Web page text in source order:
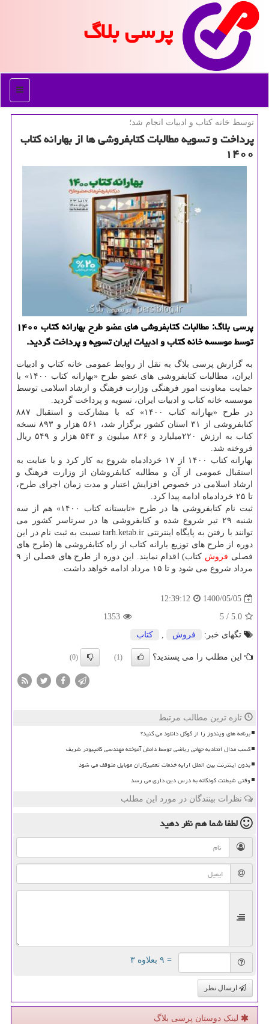
پرسی بلاگ
منو
توسط خانه كتاب و ادبیات انجام شد؛
پرداخت و تسویه مطالبات كتابفروشی ها از بهارانه كتاب
۱۴۰۰
پرسی بلاگ: مطالبات کتابفروشی های عضو طرح بهارانه کتاب ۱۴۰۰
توسط موسسه خانه کتاب و ادبیات ایران تسویه و پرداخت گردید.
به گزارش پرسی بلاگ به نقل از روابط عمومی خانه کتاب و ادبیات
ایران، مطالبات کتابفروشی های عضو طرح «بهارانه کتاب ۱۴۰۰» با
حمایت معاونت امور فرهنگی وزارت فرهنگ و ارشاد اسلامی توسط
موسسه خانه کتاب و ادبیات ایران، تسویه و پرداخت گردید.
در طرح «بهارانه کتاب ۱۴۰۰» که با مشارکت و استقبال ۸۸۷
کتابفروشی از ۳۱ استان کشور برگزار شد، ۵۶۱ هزار و ۸۹۳ نسخه
کتاب به ارزش ۲۲۰میلیارد و ۸۳۶ میلیون و ۵۴۳ هزار و ۵۴۹ ریال
فروخته شد.
بهارانه کتاب ۱۴۰۰ از ۱۷ خردادماه شروع به کار کرد و با عنایت به
استقبال عمومی از آن و مطالبه کتابفروشان از وزارت فرهنگ و
ارشاد اسلامی در خصوص افزایش اعتبار و مدت زمان اجرای طرح،
تا ۲۵ خردادماه ادامه پیدا کرد.
ثبت نام کتابفروشی ها در طرح «تابستانه کتاب ۱۴۰۰» هم از سه
شنبه ۲۹ تیر شروع شده و کتابفروشی ها در سرتاسر کشور می
توانند با رفتن به پایگاه اینترنتی tarh.ketab.ir نسبت به ثبت نام در این
دوره از طرح های توزیع یارانه کتاب از راه کتابفروشی ها (طرح های
فصلی فروش
کتاب) اقدام نمایند. این دوره از طرح های فصلی از ۹
مرداد شروع می شود و تا ۱۵ مرداد ادامه خواهد داشت.
1400/05/05
12:39:12
5.0
/ 5
1353
تگهای خبر:
فروش , كتاب
این مطلب را می پسندید؟ (1)
(0)
تازه ترین مطالب مرتبط
برنامه های ویندوز را از گوگل دانلود می کنید؟
کسب مدال اتحادیه جهانی ریاضی توسط دانش آموخته مهندسی کامپیوتر شریف
بدون اینترنت بین الملل ارایه خدمات تعمیرکاران موبایل متوقف می شود
وقتی شیطنت کودکانه به درس دین داری می رسد
نظرات بینندگان در مورد این مطلب
لطفا شما همنظر دهید
= ۹ بعلاوه ۳
ارسال نظر
لینک دوستان پرسی بلاگ